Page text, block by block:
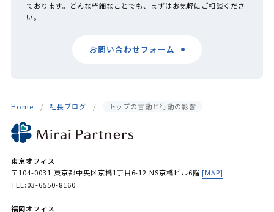
ております。どんな些細なことでも、まずはお気軽にご相談くださ
い。
お問い合わせフォーム
Home 社長ブログ トップの言動と行動の影響
東京オフィス
〒104-0031 東京都中央区京橋1丁目6-12 NS京橋ビル6階 [MAP]
TEL:03-6550-8160
福岡オフィス